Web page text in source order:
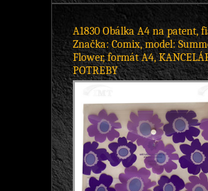
A1830 Obálka A4 na patent,
Značka: Comix, model:
Flower, formát A4,
POTREBY